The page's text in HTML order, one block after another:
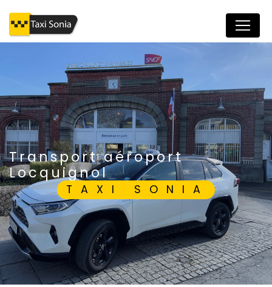
transport aéroport
Locquignol
TAXI SONIA